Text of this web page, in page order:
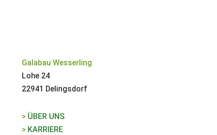
Galabau Wesserling
Lohe 24
22941 Delingsdorf
>ÜBER UNS
>KARRIERE